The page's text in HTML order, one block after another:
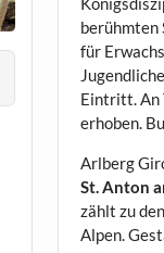
berühmten
für
Eintritt. An
erhoben.
Arlberg
St. Anton
zählt zu
Alpen.